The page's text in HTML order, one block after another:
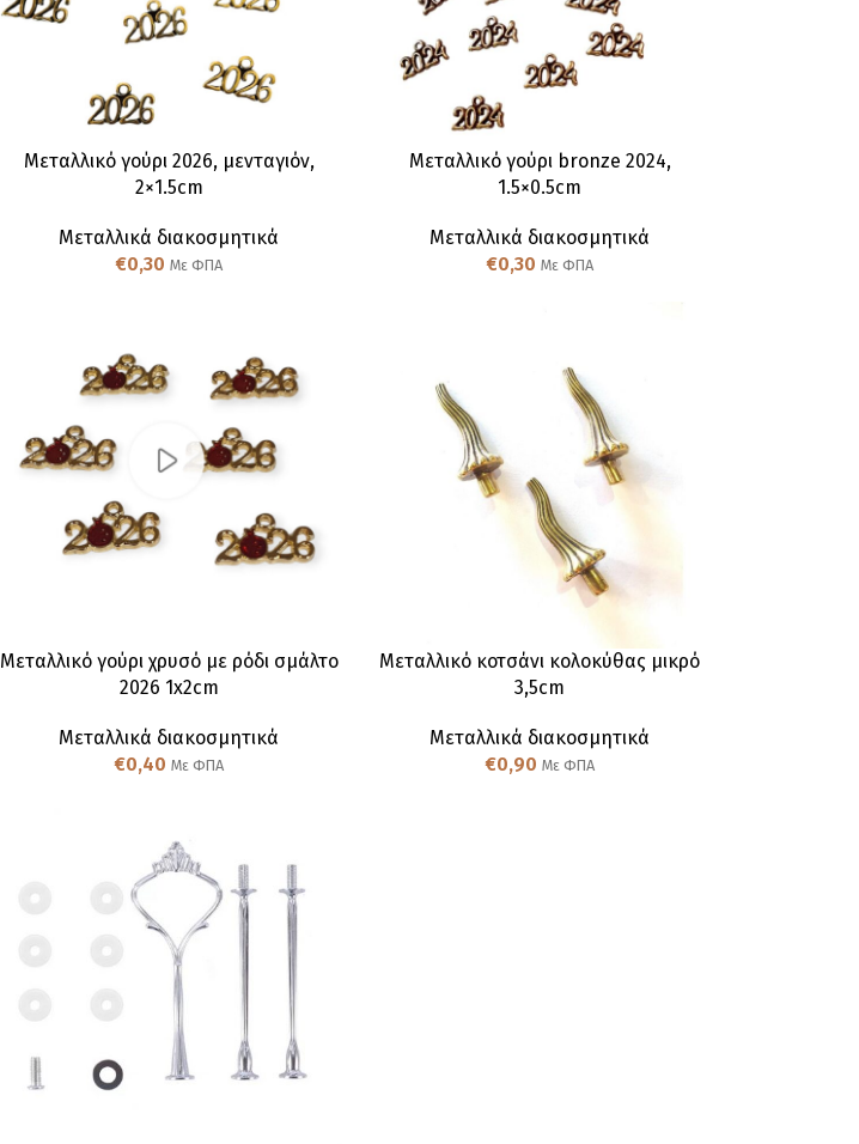
Μεταλλικό γούρι 2026, μενταγιόν,
2×1.5cm
Μεταλλικά διακοσμητικά
€0,30 Με ΦΠΑ
Μεταλλικό γούρι bronze 2024,
1.5×0.5cm
Μεταλλικά διακοσμητικά
€0,30 Με ΦΠΑ
Μεταλλικό γούρι χρυσό με ρόδι σμάλτο
2026 1x2cm
Μεταλλικά διακοσμητικά
€0,40 Με ΦΠΑ
Μεταλλικό κοτσάνι κολοκύθας μικρό
3,5cm
Μεταλλικά διακοσμητικά
€0,90 Με ΦΠΑ